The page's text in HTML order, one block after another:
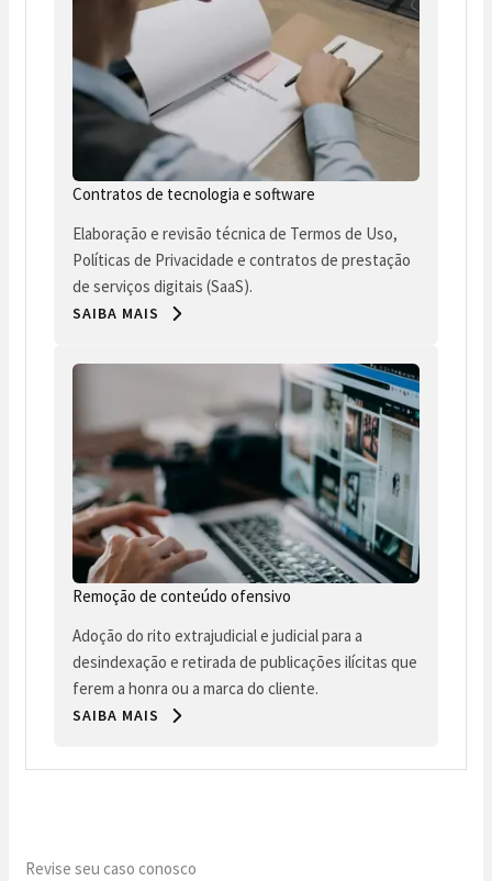
Contratos de tecnologia e software
Elaboração e revisão técnica de Termos de Uso,
Políticas de Privacidade e contratos de prestação
de serviços digitais (SaaS).
SAIBA MAIS
Remoção de conteúdo ofensivo
Adoção do rito extrajudicial e judicial para a
desindexação e retirada de publicações ilícitas que
ferem a honra ou a marca do cliente.
SAIBA MAIS
Revise seu caso conosco